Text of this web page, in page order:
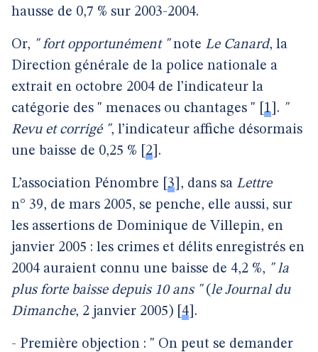
hausse de 0,7 % sur 2003-2004.
Or, " fort opportunément "note Le Canard, la
Direction générale de la police nationale a
extrait en octobre 2004 de l’indicateur la
catégorie des " menaces ou chantages "
1 . "
Revu et corrigé ", l’indicateur affiche désormais
une baisse de 0,25 %
2 .
L’association Pénombre 3 , dans sa Lettre
n° 39, de mars 2005, se penche, elle aussi, sur
les assertions de Dominique de Villepin, en
janvier 2005 : les crimes et délits enregistrés en
2004 auraient connu une baisse de 4,2 %, " la
plus forte baisse depuis 10 ans "(le Journal du
Dimanche, 2 janvier 2005) 4 .
- Première objection : " On peut se demander